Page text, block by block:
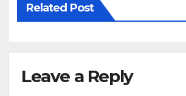
Related Post
Leave a Reply